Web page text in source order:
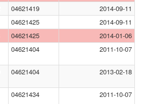
04621419
2014-09-11
04621425
2014-09-11
04621425
2014-01-06
04621404 2011-10-07
04621404 2013-02-18
04621434 2011-10-07